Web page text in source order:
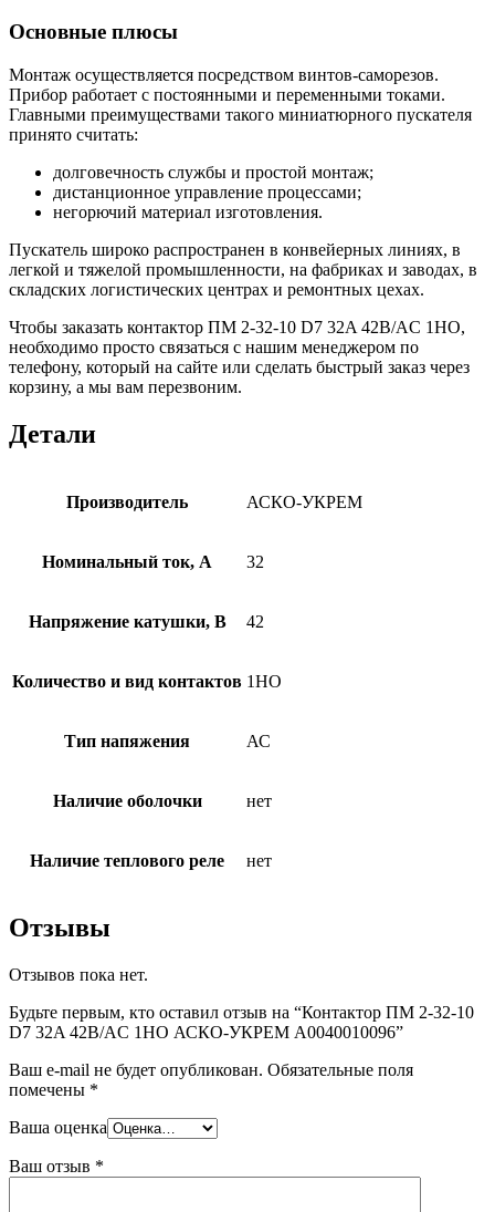
Основные плюсы
Монтаж осуществляется посредством винтов-саморезов.
Прибор работает с постоянными и переменными токами.
Главными преимуществами такого миниатюрного пускателя
принято считать:
долговечность службы и простой монтаж;
дистанционное управление процессами;
негорючий материал изготовления.
Пускатель широко распространен в конвейерных линиях, в
легкой и тяжелой промышленности, на фабриках и заводах, в
складских логистических центрах и ремонтных цехах.
Чтобы заказать контактор ПМ 2-32-10 D7 32A 42B/AC 1НО,
необходимо просто связаться с нашим менеджером по
телефону, который на сайте или сделать быстрый заказ через
корзину, а мы вам перезвоним.
Детали
Производитель АСКО-УКРЕМ
Номинальный ток, А 32
Напряжение катушки, В 42
Количество и вид контактов 1НО
Тип напяжения АС
Наличие оболочки нет
Наличие теплового реле нет
Отзывы
Отзывов пока нет.
Будьте первым, кто оставил отзыв на “Контактор ПМ 2-32-10
D7 32A 42B/AC 1НО АСКО-УКРЕМ A0040010096”
Ваш e-mail не будет опубликован. Обязательные поля
помечены *
Ваша оценка
Ваш отзыв *